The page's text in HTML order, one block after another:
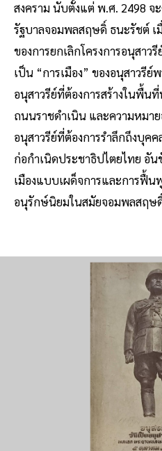
สงคราม นับตั้งแต่ พ.ศ. 2498 จ
รัฐบาลจอมพลสฤษดิ์ ธนะรัชต์
ของการยกเลิกโครงการอนุสา
เป็น “การเมือง” ของอนุสาวรี
อนุสาวรีย์ที่ต้องการสร้างในพื้น
ถนนราชดำเนิน และความหมาย
อนุสาวรีย์ที่ต้องการรำลึกถึงบุค
ก่อกำเนิดประชาธิปไตยไทย อั
เมืองแบบเผด็จการและการฟื้น
อนุรักษ์นิยมในสมัยจอมพลสฤษ